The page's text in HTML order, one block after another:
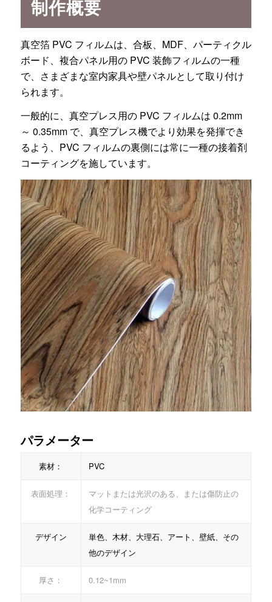
制作概要
真空箔 PVC フィルムは、合板、MDF、パーティクル
ボード、複合パネル用の PVC 装飾フィルムの一種
で、さまざまな室内家具や壁パネルとして取り付け
られます。
一般的に、真空プレス用の PVC フィルムは 0.2mm
～ 0.35mm で、真空プレス機でより効果を発揮でき
るよう、PVC フィルムの裏側には常に一種の接着剤
コーティングを施しています。
パラメーター
素材： PVC
表面処理：
マットまたは光沢のある、または傷防止の
化学コーティング
デザイン
単色、木材、大理石、アート、壁紙、その
他のデザイン
厚さ： 0.12~1mm